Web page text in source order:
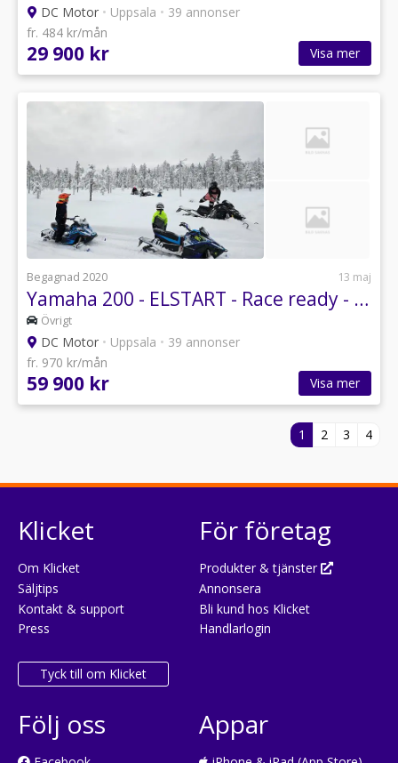
DC Motor • Uppsala • 39 annonser
fr. 484 kr/mån
29 900 kr Visa mer
Begagnad 2020 13 maj
Yamaha 200 - ELSTART - Race ready - Transport -Byte
Övrigt
DC Motor • Uppsala • 39 annonser
fr. 970 kr/mån
59 900 kr Visa mer
1 2 3 4
Klicket
Om Klicket
Säljtips
Kontakt & support
Press
Tyck till om Klicket
För företag
Produkter & tjänster
Annonsera
Bli kund hos Klicket
Handlarlogin
Följ oss Appar